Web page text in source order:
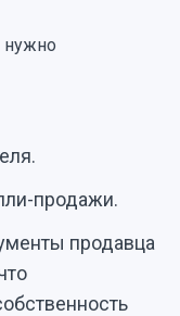
нужно
продажи.
продавца